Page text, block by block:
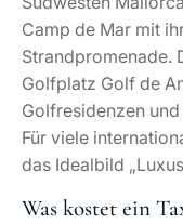
Apps auf Mallorca.
Mallorca“ erläutert
Welche Strände
Innerhalb der
Strände und
dazu etwa die